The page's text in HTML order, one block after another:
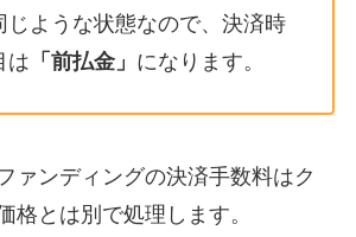
じような状態なので、決済時
は 「前払金」 になります。
ァンディングの決済手数料はク
格とは別で処理します。